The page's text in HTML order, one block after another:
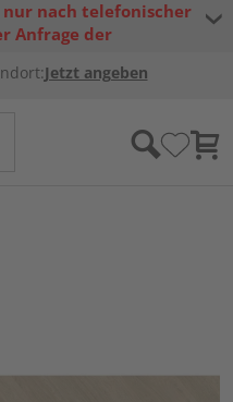
nach telefonischer
Anfrage der
Jetzt angeben